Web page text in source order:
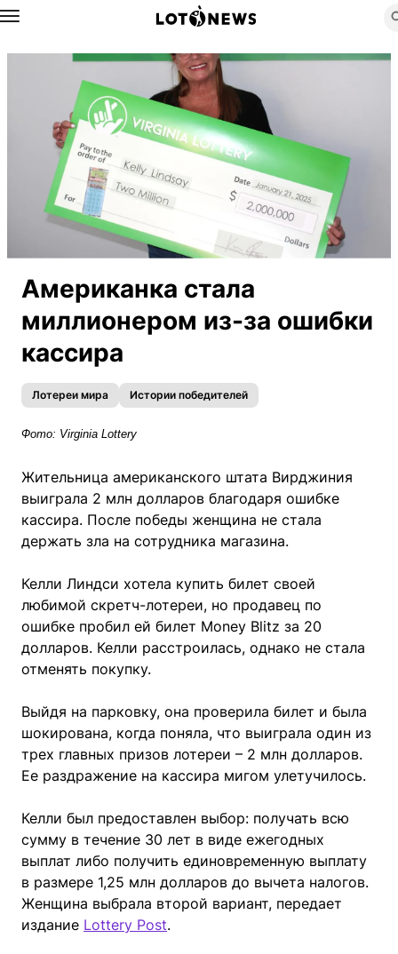
Назад
Американка стала
миллионером из-за ошибки
кассира
Лотереи мира Истории победителей
Фото: Virginia Lottery
Жительница американского штата Вирджиния
выиграла 2 млн долларов благодаря ошибке
кассира. После победы женщина не стала
держать зла на сотрудника магазина.
Келли Линдси хотела купить билет своей
любимой скретч-лотереи, но продавец по
ошибке пробил ей билет Money Blitz за 20
долларов. Келли расстроилась, однако не стала
отменять покупку.
Выйдя на парковку, она проверила билет и была
шокирована, когда поняла, что выиграла один из
трех главных призов лотереи – 2 млн долларов.
Ее раздражение на кассира мигом улетучилось.
Келли был предоставлен выбор: получать всю
сумму в течение 30 лет в виде ежегодных
выплат либо получить единовременную выплату
в размере 1,25 млн долларов до вычета налогов.
Женщина выбрала второй вариант, передает
издание Lottery Post.